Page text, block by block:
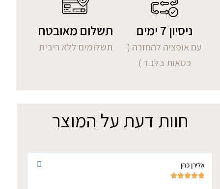
ניסיון 7 ימים
עם אופציה להחזרה (
כסאות בלבד )
תשלום מאובטח
תשלומים ללא ריבית
חוות דעת על המוצר
אלירן כהן




